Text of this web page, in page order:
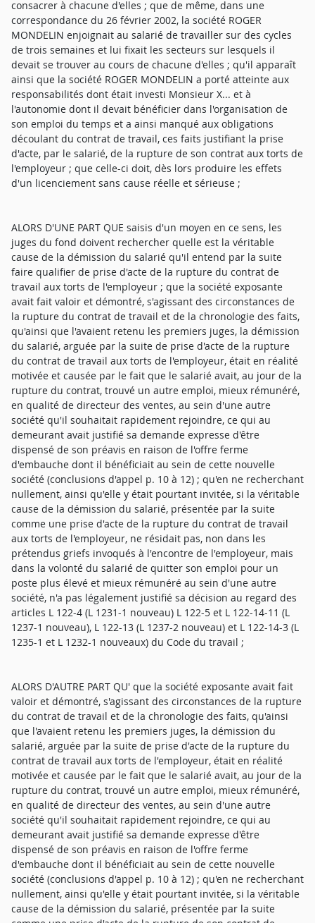
consacrer à chacune d'elles ; que de même, dans une
correspondance du 26 février 2002, la société ROGER
MONDELIN enjoignait au salarié de travailler sur des cycles
de trois semaines et lui fixait les secteurs sur lesquels il
devait se trouver au cours de chacune d'elles ; qu'il apparaît
ainsi que la société ROGER MONDELIN a porté atteinte aux
responsabilités dont était investi Monsieur X... et à
l'autonomie dont il devait bénéficier dans l'organisation de
son emploi du temps et a ainsi manqué aux obligations
découlant du contrat de travail, ces faits justifiant la prise
d'acte, par le salarié, de la rupture de son contrat aux torts de
l'employeur ; que celle-ci doit, dès lors produire les effets
d'un licenciement sans cause réelle et sérieuse ;
ALORS D'UNE PART QUE saisis d'un moyen en ce sens, les
juges du fond doivent rechercher quelle est la véritable
cause de la démission du salarié qu'il entend par la suite
faire qualifier de prise d'acte de la rupture du contrat de
travail aux torts de l'employeur ; que la société exposante
avait fait valoir et démontré, s'agissant des circonstances de
la rupture du contrat de travail et de la chronologie des faits,
qu'ainsi que l'avaient retenu les premiers juges, la démission
du salarié, arguée par la suite de prise d'acte de la rupture
du contrat de travail aux torts de l'employeur, était en réalité
motivée et causée par le fait que le salarié avait, au jour de la
rupture du contrat, trouvé un autre emploi, mieux rémunéré,
en qualité de directeur des ventes, au sein d'une autre
société qu'il souhaitait rapidement rejoindre, ce qui au
demeurant avait justifié sa demande expresse d'être
dispensé de son préavis en raison de l'offre ferme
d'embauche dont il bénéficiait au sein de cette nouvelle
société (conclusions d'appel p. 10 à 12) ; qu'en ne recherchant
nullement, ainsi qu'elle y était pourtant invitée, si la véritable
cause de la démission du salarié, présentée par la suite
comme une prise d'acte de la rupture du contrat de travail
aux torts de l'employeur, ne résidait pas, non dans les
prétendus griefs invoqués à l'encontre de l'employeur, mais
dans la volonté du salarié de quitter son emploi pour un
poste plus élevé et mieux rémunéré au sein d'une autre
société, n'a pas légalement justifié sa décision au regard des
articles L 122-4 (L 1231-1 nouveau) L 122-5 et L 122-14-11 (L
1237-1 nouveau), L 122-13 (L 1237-2 nouveau) et L 122-14-3 (L
1235-1 et L 1232-1 nouveaux) du Code du travail ;
ALORS D'AUTRE PART QU' que la société exposante avait fait
valoir et démontré, s'agissant des circonstances de la rupture
du contrat de travail et de la chronologie des faits, qu'ainsi
que l'avaient retenu les premiers juges, la démission du
salarié, arguée par la suite de prise d'acte de la rupture du
contrat de travail aux torts de l'employeur, était en réalité
motivée et causée par le fait que le salarié avait, au jour de la
rupture du contrat, trouvé un autre emploi, mieux rémunéré,
en qualité de directeur des ventes, au sein d'une autre
société qu'il souhaitait rapidement rejoindre, ce qui au
demeurant avait justifié sa demande expresse d'être
dispensé de son préavis en raison de l'offre ferme
d'embauche dont il bénéficiait au sein de cette nouvelle
société (conclusions d'appel p. 10 à 12) ; qu'en ne recherchant
nullement, ainsi qu'elle y était pourtant invitée, si la véritable
cause de la démission du salarié, présentée par la suite